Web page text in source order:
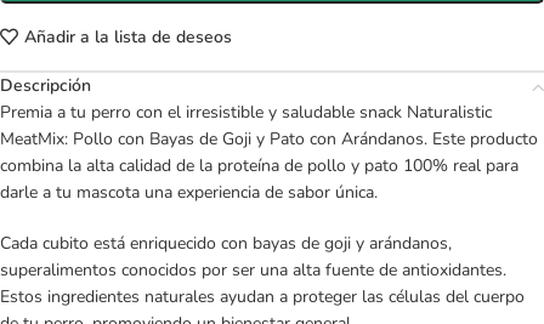
Añadir a la lista de deseos
Descripción
Premia a tu perro con el irresistible y saludable snack Naturalistic
MeatMix: Pollo con Bayas de Goji y Pato con Arándanos. Este producto
combina la alta calidad de la proteína de pollo y pato 100% real para
darle a tu mascota una experiencia de sabor única.
Cada cubito está enriquecido con bayas de goji y arándanos,
superalimentos conocidos por ser una alta fuente de antioxidantes.
Estos ingredientes naturales ayudan a proteger las células del cuerpo